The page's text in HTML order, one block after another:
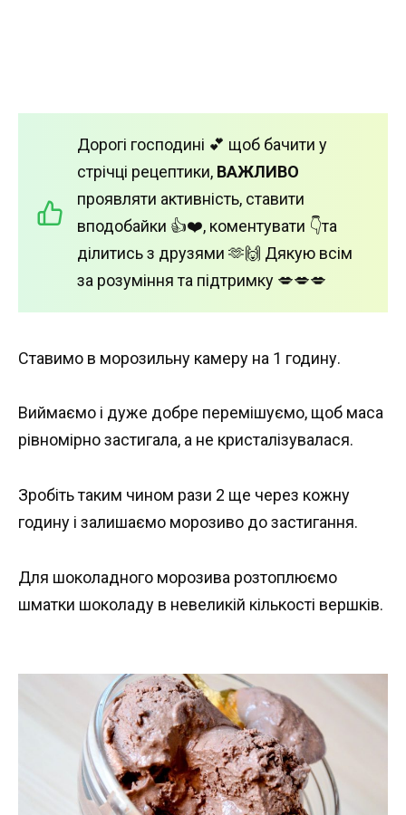
Дорогі господині 💕 щоб бачити у
стрічці рецептики, ВАЖЛИВО
проявляти активність, ставити
вподобайки 👍❤️, коментувати 👇та
ділитись з друзями 🫶🙌 Дякую всім
за розуміння та підтримку 💋💋💋
Ставимо в морозильну камеру на 1 годину.
Виймаємо і дуже добре перемішуємо, щоб маса
рівномірно застигала, а не кристалізувалася.
Зробіть таким чином рази 2 ще через кожну
годину і залишаємо морозиво до застигання.
Для шоколадного морозива розтоплюємо
шматки шоколаду в невеликій кількості вершків.